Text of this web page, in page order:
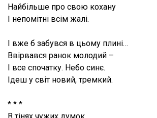
Найбільше про свою кохану
І непомітні всім жалі.
І вже б забувся в цьому плині…
Ввірвався ранок молодий –
І все спочатку. Небо синє.
Ідеш у світ новий, тремкий.
* * *